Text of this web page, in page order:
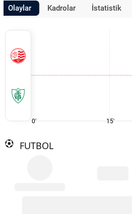
Olaylar Kadrolar İstatistik
0' 15'
FUTBOL